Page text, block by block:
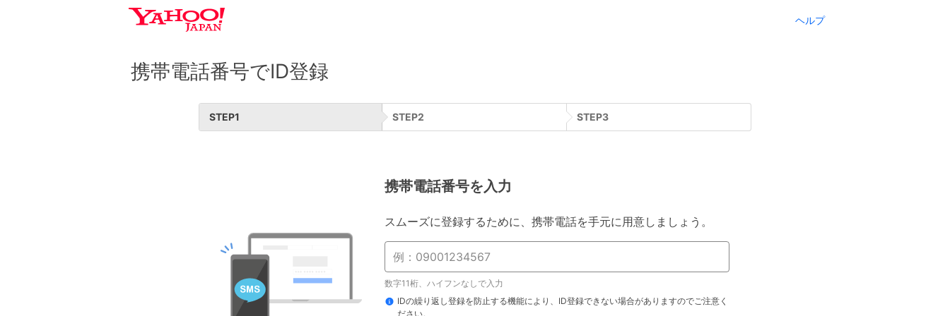
ヘルプ
携帯電話番号でID登録
STEP1 STEP2 STEP3
携帯電話番号を入力
スムーズに登録するために、携帯電話を手元に用意しましょう。
数字11桁、ハイフンなしで入力
IDの繰り返し登録を防止する機能により、ID登録できない場合がありますのでご注意く
ださい。